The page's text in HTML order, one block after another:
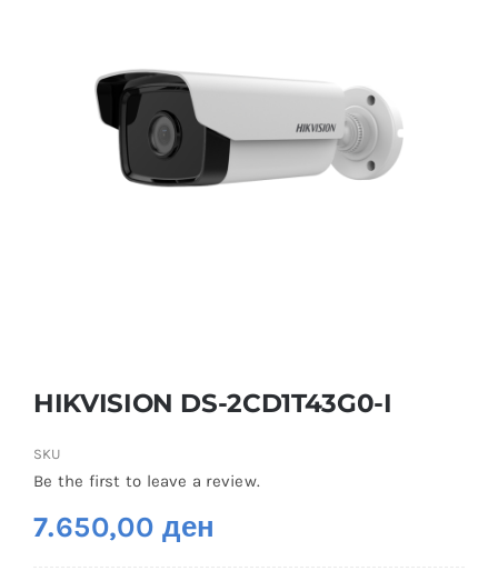
HIKVISION DS-2CD1T43G0-I
SKU
Be the first to leave a review.
7.650,00 ден